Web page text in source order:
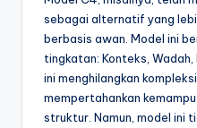
sebagai alternatif yang
berbasis awan. Model ini
tingkatan: Konteks, Wadah,
ini menghilangkan
mempertahankan
struktur. Namun, model ini